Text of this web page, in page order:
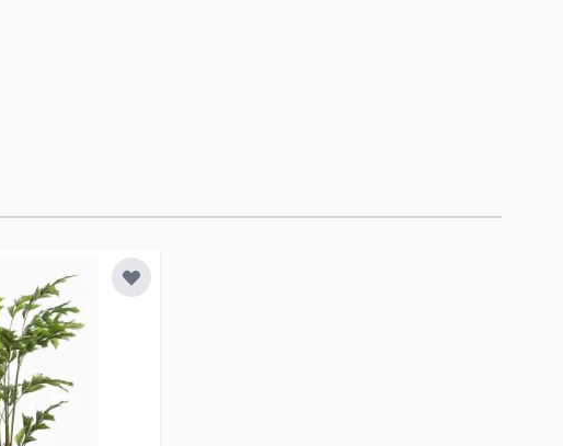
Zur Wunschliste hinzufügen